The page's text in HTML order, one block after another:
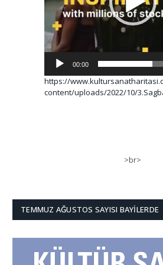
00:00
https://
content/uploads/2022/10/
>br>
TEMMUZ AĞUSTOS SAYISI BAYILERDE